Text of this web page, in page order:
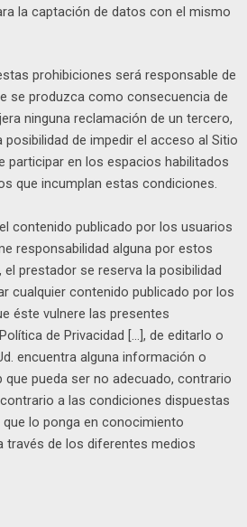
la captación de datos con el mismo
prohibiciones será responsable de
se produzca como consecuencia de
ninguna reclamación de un tercero,
de impedir el acceso al Sitio
participar en los espacios habilitados
que incumplan estas condiciones.
contenido publicado por los usuarios
responsabilidad alguna por estos
prestador se reserva la posibilidad
cualquier contenido publicado por los
éste vulnere las presentes
de Privacidad […], de editarlo o
encuentra alguna información o
que pueda ser no adecuado, contrario
a las condiciones dispuestas
lo ponga en conocimiento
través de los diferentes medios